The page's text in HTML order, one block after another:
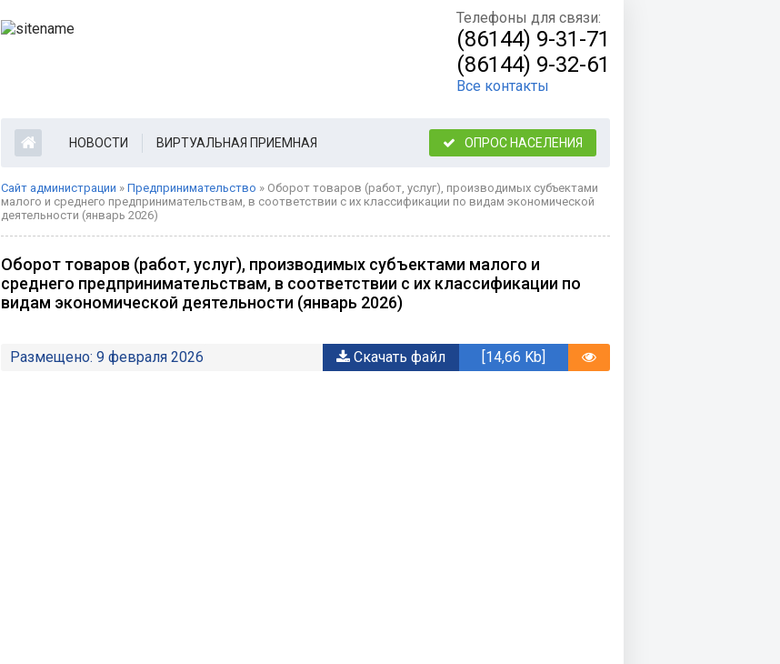
Телефоны для связи:
(86144) 9-31-71
(86144) 9-32-61
Все контакты
НОВОСТИ ВИРТУАЛЬНАЯ ПРИЕМНАЯ ОПРОС НАСЕЛЕНИЯ
Сайт администрации » Предпринимательство » Оборот товаров (работ, услуг), производимых субъектами
малого и среднего предпринимательствам, в соответствии с их классификации по видам экономической
деятельности (январь 2026)
Оборот товаров (работ, услуг), производимых субъектами малого и
среднего предпринимательствам, в соответствии с их классификации по
видам экономической деятельности (январь 2026)
Размещено: 9 февраля 2026 Скачать файл [14,66 Kb]